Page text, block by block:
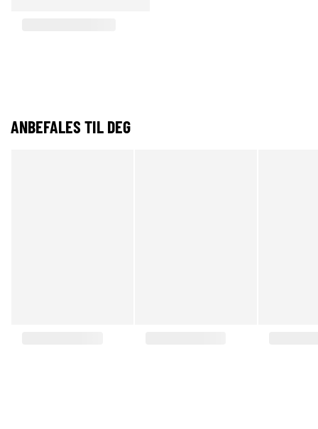
ANBEFALES TIL DEG